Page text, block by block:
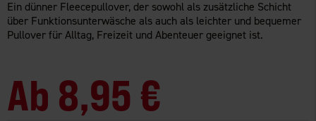
Ein dünner Fleecepullover, der sowohl als zusätzliche Schicht
über Funktionsunterwäsche als auch als leichter und bequemer
Pullover für Alltag, Freizeit und Abenteuer geeignet ist.
Ab 8,95 €